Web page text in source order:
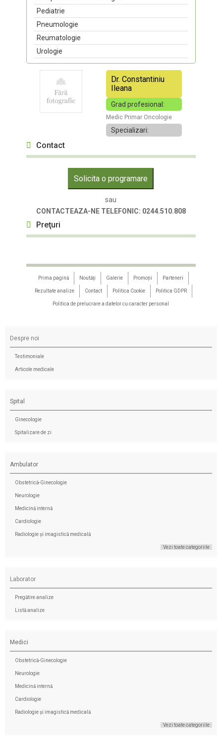
Pediatrie
Pneumologie
Reumatologie
Urologie
Dr. Constantiniu
Ileana
Grad profesional:
Medic Primar Oncologie
Specializari:
Contact
Solicita o programare
sau
CONTACTEAZA-NE TELEFONIC: 0244.510.808
Preţuri
Prima pagină Noutăţi Galerie Promoții Parteneri
Rezultate analize Contact Politica Cookie Politica GDPR
Politica de prelucrare a datelor cu caracter personal
Despre noi
Testimoniale
Articole medicale
Spital
Ginecologie
Spitalizare de zi
Ambulator
Obstetrică-Ginecologie
Neurologie
Medicină internă
Cardiologie
Radiologie și imagistică medicală
Vezi toate categoriile
Laborator
Pregătire analize
Listă analize
Medici
Obstetrică-Ginecologie
Neurologie
Medicină internă
Cardiologie
Radiologie și imagistică medicală
Vezi toate categoriile